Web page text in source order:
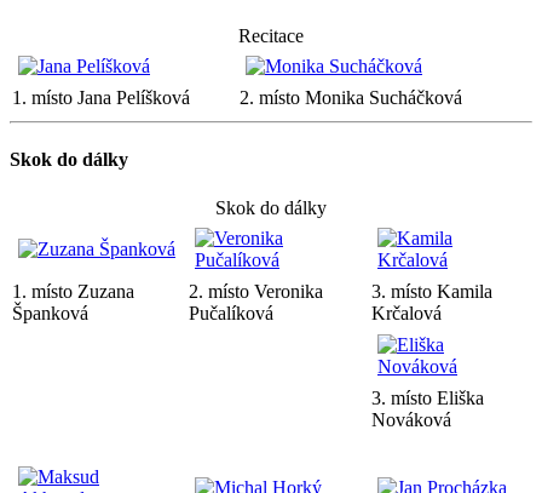
Recitace
1. místo Jana Pelíšková 2. místo Monika Sucháčková
Skok do dálky
Skok do dálky
1. místo Zuzana
Španková
2. místo Veronika
Pučalíková
3. místo Kamila
Krčalová
3. místo Eliška
Nováková